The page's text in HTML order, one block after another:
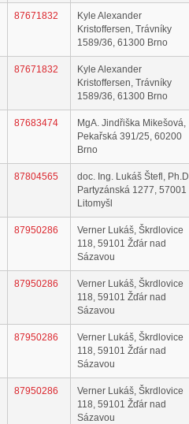
87671832
Kyle Alexander
Kristoffersen, Trávníky
1589/36, 61300 Brno
87671832
Kyle Alexander
Kristoffersen, Trávníky
1589/36, 61300 Brno
87683474
MgA. Jindřiška Mikešová,
Pekařská 391/25, 60200
Brno
87804565
doc. Ing. Lukáš Štefl, Ph.D.,
Partyzánská 1277, 57001
Litomyšl
87950286
Verner Lukáš, Škrdlovice
118, 59101 Žďár nad
Sázavou
87950286
Verner Lukáš, Škrdlovice
118, 59101 Žďár nad
Sázavou
87950286
Verner Lukáš, Škrdlovice
118, 59101 Žďár nad
Sázavou
87950286
Verner Lukáš, Škrdlovice
118, 59101 Žďár nad
Sázavou